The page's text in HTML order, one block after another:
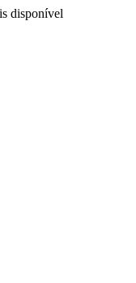
disponível